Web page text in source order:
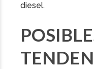
diesel.